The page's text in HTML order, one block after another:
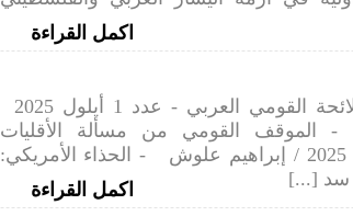
اكمل القراءة
الموقف القومي من مسألة الأقليات
والانفصال: تحديثات 2025 / إبراهيم علوش - الحذاء الأمريكي:
سد [...]
اكمل القراءة